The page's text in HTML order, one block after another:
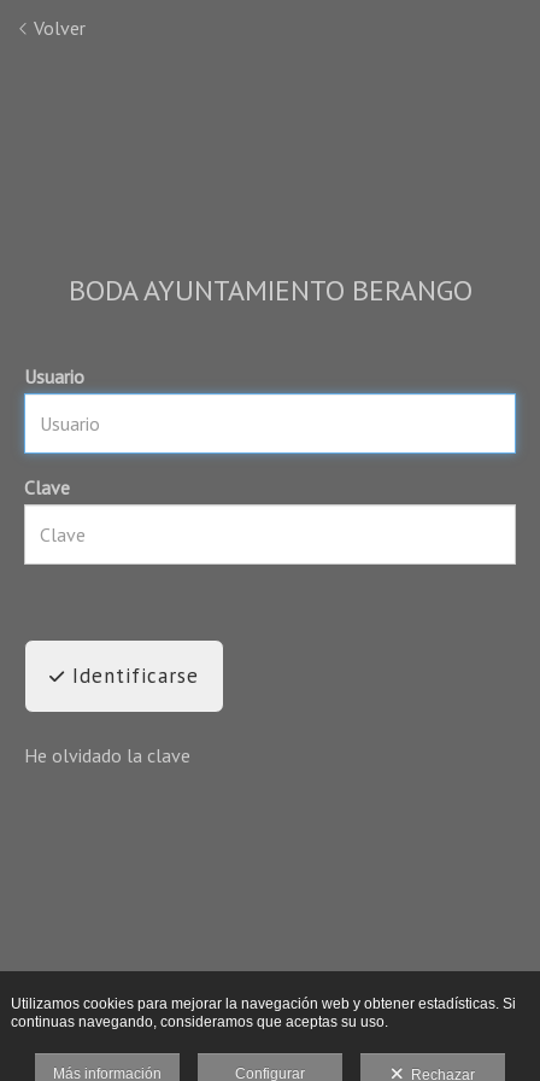
Volver
BODA AYUNTAMIENTO BERANGO
Usuario
Clave
Identificarse
He olvidado la clave
Utilizamos cookies para mejorar la navegación web y obtener estadísticas. Si
continuas navegando, consideramos que aceptas su uso.
Más información Configurar Rechazar